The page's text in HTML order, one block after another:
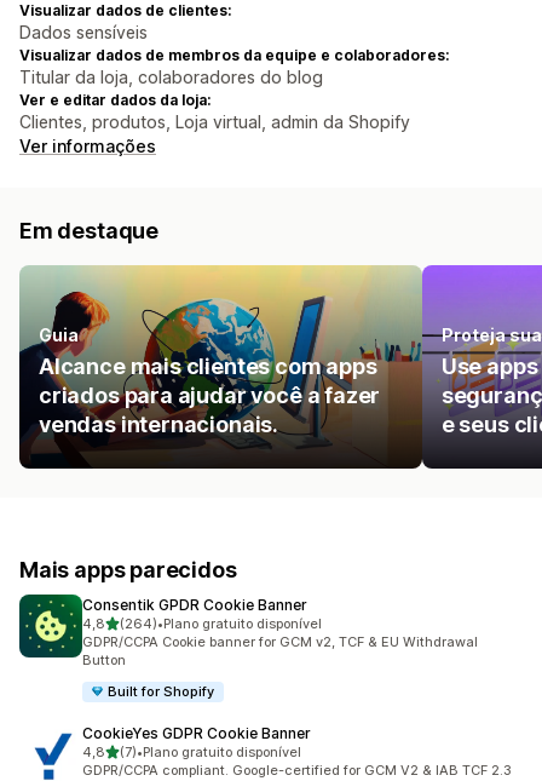
Visualizar dados de clientes:
Dados sensíveis
Visualizar dados de membros da equipe e colaboradores:
Titular da loja, colaboradores do blog
Ver e editar dados da loja:
Clientes, produtos, Loja virtual, admin da Shopify
Ver informações
Em destaque
Guia
Alcance mais clientes com apps
criados para ajudar você a fazer
vendas internacionais.
Proteja
Use
e seus
Mais apps parecidos
Consentik GPDR Cookie Banner
4,8de 5 estrelas
(264)
264 avaliações ao todo
•Plano gratuito disponível
GDPR/CCPA Cookie banner for GCM v2, TCF & EU Withdrawal
Button
Built for Shopify
CookieYes GDPR Cookie Banner
4,8de 5 estrelas
(7)
7 avaliações ao todo
•Plano gratuito disponível
GDPR/CCPA compliant. Google-certified for GCM V2 & IAB TCF 2.3